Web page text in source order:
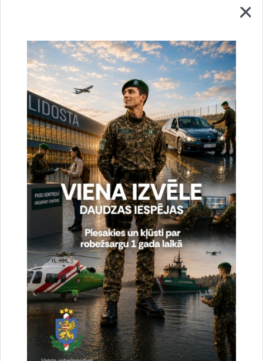
Vai šī informācija bija noderīga?
Sniegt atsauksmi
Esi pirmais, kurš uzzina!
Piesakies jaunumu saņemšanai savā e-pastā.